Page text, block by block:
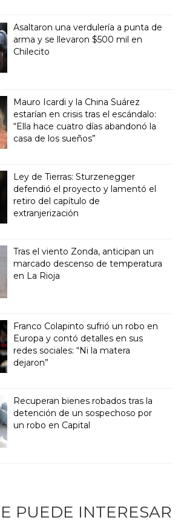
Asaltaron una verdulería a punta de
arma y se llevaron $500 mil en
Chilecito
Mauro Icardi y la China Suárez
estarían en crisis tras el escándalo:
“Ella hace cuatro días abandonó la
casa de los sueños”
Ley de Tierras: Sturzenegger
defendió el proyecto y lamentó el
retiro del capítulo de
extranjerización
Tras el viento Zonda, anticipan un
marcado descenso de temperatura
en La Rioja
Franco Colapinto sufrió un robo en
Europa y contó detalles en sus
redes sociales: “Ni la matera
dejaron”
Recuperan bienes robados tras la
detención de un sospechoso por
un robo en Capital
PUEDE INTERESAR